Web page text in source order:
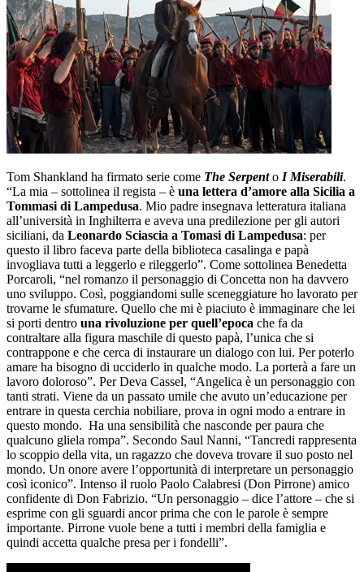
Tom Shankland ha firmato serie come The Serpento I Miserabili.
“La mia – sottolinea il regista – è una lettera d’amore alla Sicilia a
Tommasi di Lampedusa. Mio padre insegnava letteratura italiana
all’università in Inghilterra e aveva una predilezione per gli autori
siciliani, da Leonardo Sciascia a Tomasi di Lampedusa: per
questo il libro faceva parte della biblioteca casalinga e papà
invogliava tutti a leggerlo e rileggerlo”. Come sottolinea Benedetta
Porcaroli, “nel romanzo il personaggio di Concetta non ha davvero
uno sviluppo. Così, poggiandomi sulle sceneggiature ho lavorato per
trovarne le sfumature. Quello che mi è piaciuto è immaginare che lei
si porti dentro una rivoluzione per quell’epoca che fa da
contraltare alla figura maschile di questo papà, l’unica che si
contrappone e che cerca di instaurare un dialogo con lui. Per poterlo
amare ha bisogno di ucciderlo in qualche modo. La porterà a fare un
lavoro doloroso”. Per Deva Cassel, “Angelica è un personaggio con
tanti strati. Viene da un passato umile che avuto un’educazione per
entrare in questa cerchia nobiliare, prova in ogni modo a entrare in
questo mondo. Ha una sensibilità che nasconde per paura che
qualcuno gliela rompa”. Secondo Saul Nanni, “Tancredi rappresenta
lo scoppio della vita, un ragazzo che doveva trovare il suo posto nel
mondo. Un onore avere l’opportunità di interpretare un personaggio
così iconico”. Intenso il ruolo Paolo Calabresi (Don Pirrone) amico
confidente di Don Fabrizio. “Un personaggio – dice l’attore – che si
esprime con gli sguardi ancor prima che con le parole è sempre
importante. Pirrone vuole bene a tutti i membri della famiglia e
quindi accetta qualche presa per i fondelli”.